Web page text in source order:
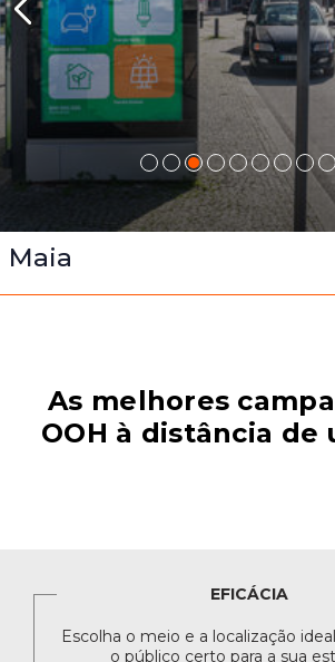
Maia
As melhores
OOH à distância de
EFICÁCIA
Escolha o meio e a localização
o público certo para a sua